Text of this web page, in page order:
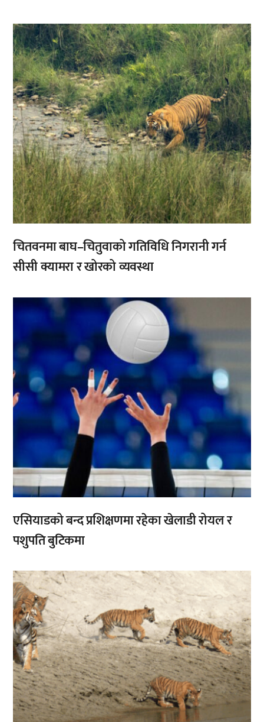
,
चितवनमा बाघ–चितुवाको गतिविधि निगरानी गर्न
सीसी क्यामरा र खोरको व्यवस्था
,
एसियाडको बन्द प्रशिक्षणमा रहेका खेलाडी रोयल र
पशुपति बुटिकमा